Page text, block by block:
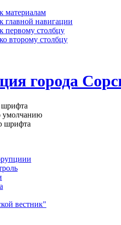
материалам
главной навигации
первому столбцу
второму столбцу
города
вестник"